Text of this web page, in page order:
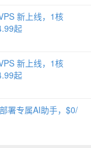
新上线，1核
起
新上线，1核
起
署专属AI助手，$0/